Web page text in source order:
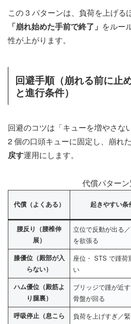
この 3 パターンは、負荷を上げる
「崩れ始めた手前で終了」 をルー
性が上がります。
回避手順（崩れる前に止
と進行条件）
回避のコツは「キューを増やさな
2 個の口頭キューに固定し、崩れ
戻す運用にします。
代償パター
代償（よくある） 起きやすい条
腰反り（腰椎伸
展）
立位で反動が出る
を欲張る
膝優位（殿部が入
らない）
座位・ STS で踵荷
い
ハム優位（殿筋よ
り腿裏）
ブリッジで踵が近
骨盤が回る
呼吸停止（息こら
負荷を上げすぎ／